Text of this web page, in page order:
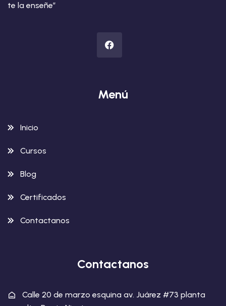
te la enseñe”
Menú
Inicio
Cursos
Blog
Certificados
Contactanos
Contactanos
Calle 20 de marzo esquina av. Juárez #73 planta